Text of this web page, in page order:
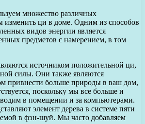
множество различных
изменить ци в доме. Одним из способов
видов энергии является
предметов с намерением, в том
источником положительной ци,
силы. Они также являются
привнести больше природы в ваш дом,
поскольку мы все больше и
в помещении и за компьютерами.
элемент дерева в системе пяти
в фэн-шуй. Мы часто добавляем